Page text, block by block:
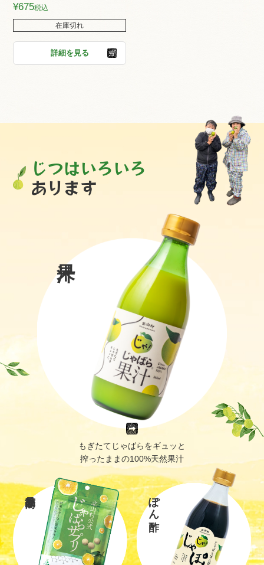
¥675税込
在庫切れ
詳細を見る
じつはいろいろ
あります
もぎたてじゃばらをギュッと
搾ったままの100%天然果汁
ぽん酢